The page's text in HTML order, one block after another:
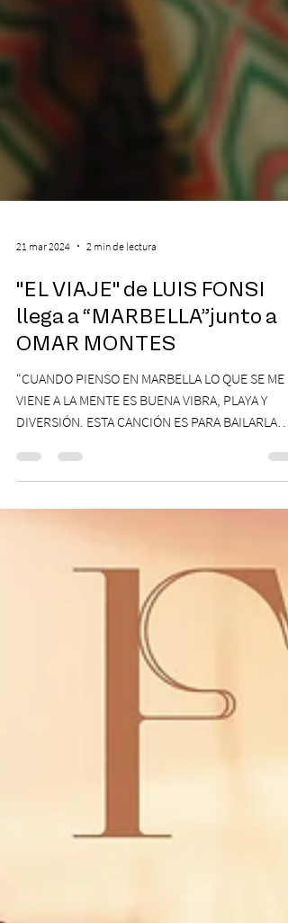
2 min de lectura
"EL VIAJE" de LUIS FONSI
llega a “MARBELLA”junto a
OMAR MONTES
“CUANDO PIENSO EN MARBELLA LO QUE SE ME
VIENE A LA MENTE ES BUENA VIBRA, PLAYA Y
DIVERSIÓN. ESTA CANCIÓN ES PARA BAILARLA